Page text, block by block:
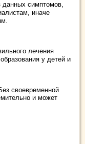
данных симптомов,
иначе
лечения
у детей и
своевременной
и может